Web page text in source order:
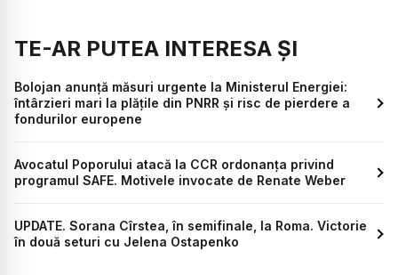
TE-AR PUTEA INTERESA ȘI
Bolojan anunță măsuri urgente la Ministerul Energiei:
întârzieri mari la plățile din PNRR și risc de pierdere a
fondurilor europene
Avocatul Poporului atacă la CCR ordonanța privind
programul SAFE. Motivele invocate de Renate Weber
UPDATE. Sorana Cîrstea, în semifinale, la Roma. Victorie
în două seturi cu Jelena Ostapenko